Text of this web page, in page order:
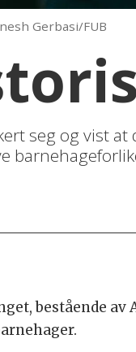
Gerbasi/FUB
seg og vist
bestående av